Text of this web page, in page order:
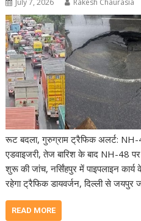
रूट बदला, गुरुग्राम ट्रैफिक अलर्ट: NH-
एडवाइजरी, तेज बारिश के बाद NH-
शुरू की जांच, नर्सिंहपुर में पाइपलाइन
रहेगा ट्रैफिक डायवर्जन, दिल्ली से जयपुर
READ MORE